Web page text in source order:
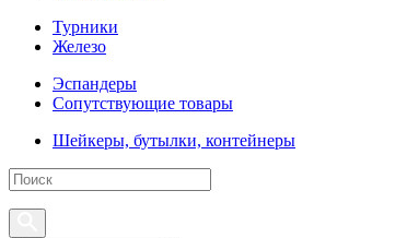
Турники
Железо
Эспандеры
Сопутствующие товары
Шейкеры, бутылки, контейнеры